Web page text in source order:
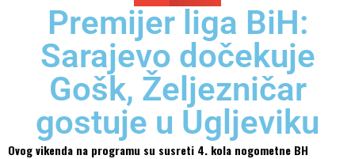
Premijer liga BiH:
Sarajevo dočekuje
Gošk, Željezničar
gostuje u Ugljeviku
Ovog vikenda na programu su susreti 4. kola nogometne BH